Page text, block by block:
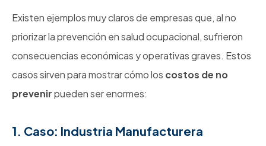
Existen ejemplos muy claros de empresas que, al no
priorizar la prevención en salud ocupacional, sufrieron
consecuencias económicas y operativas graves. Estos
casos sirven para mostrar cómo los costos de no
prevenirpueden ser enormes:
1. Caso: Industria Manufacturera